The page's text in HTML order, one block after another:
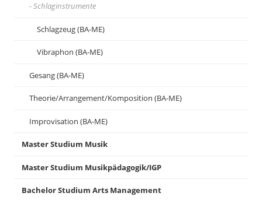
Schlaginstrumente
Schlagzeug (BA-ME)
Vibraphon (BA-ME)
Gesang (BA-ME)
Theorie/Arrangement/Komposition (BA-ME)
Improvisation (BA-ME)
Master Studium Musik
Master Studium Musikpädagogik/IGP
Bachelor Studium Arts Management